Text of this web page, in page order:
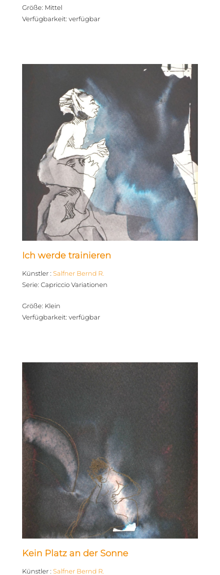
Größe: Mittel
Verfügbarkeit: verfügbar
Ich werde trainieren
Künstler: Salfner Bernd R.
Serie: Capriccio Variationen
Größe: Klein
Verfügbarkeit: verfügbar
Kein Platz an der Sonne
Künstler: Salfner Bernd R.